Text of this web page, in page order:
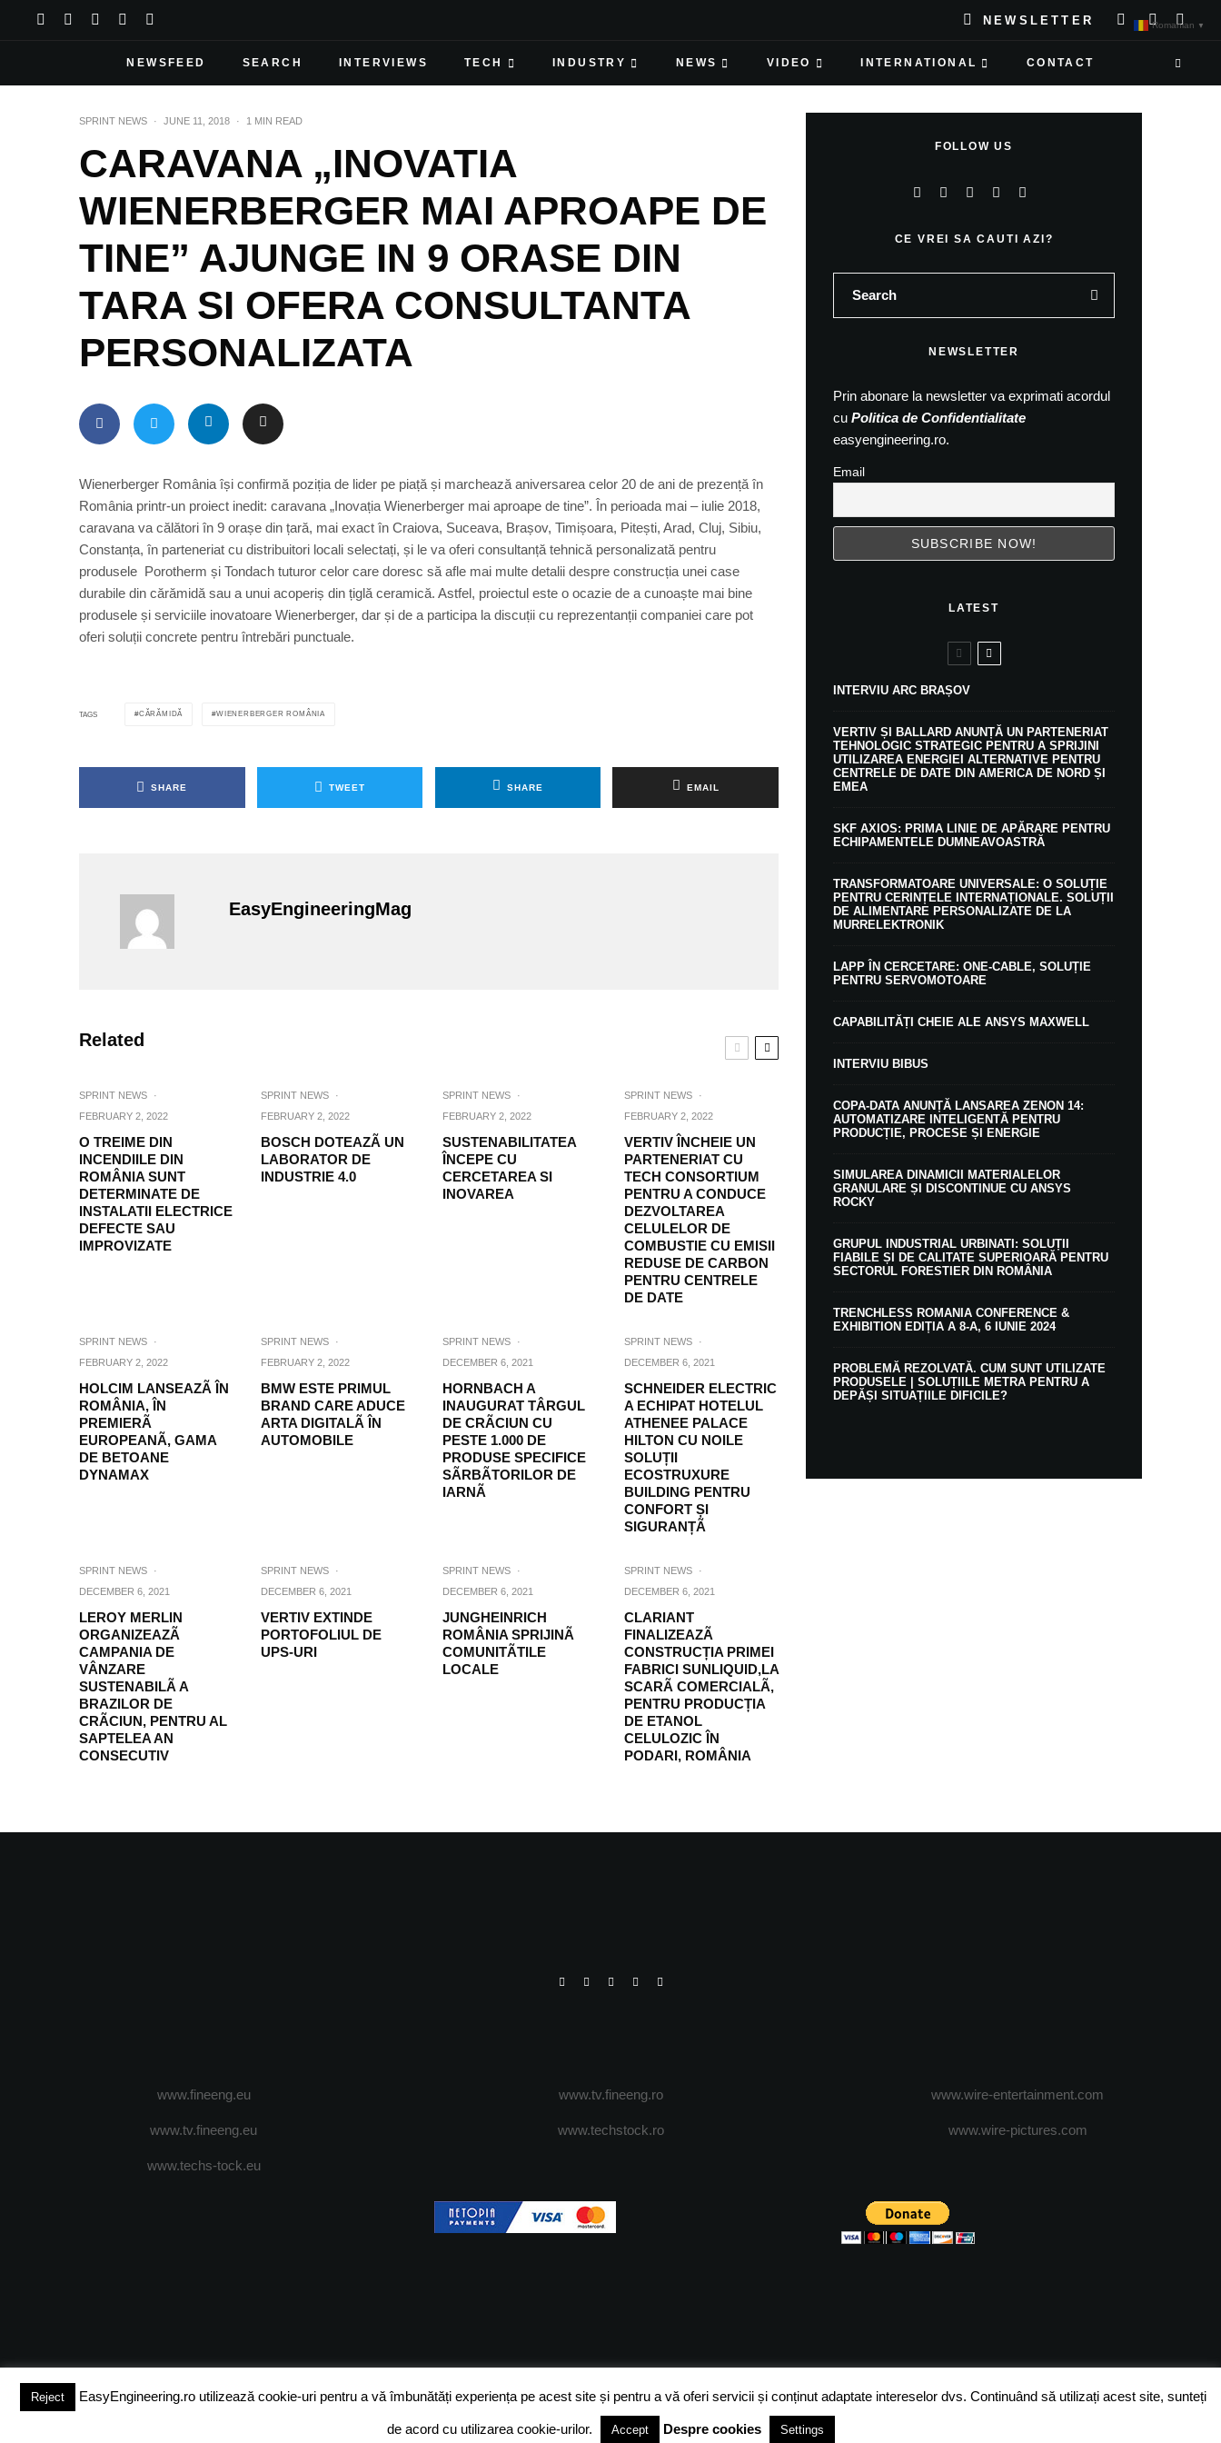
NEWSLETTER
NEWSFEED SEARCH INTERVIEWS TECH INDUSTRY NEWS VIDEO INTERNATIONAL CONTACT
SPRINT NEWS · JUNE 11, 2018 · 1 MIN READ
CARAVANA „INOVATIA
WIENERBERGER MAI APROAPE DE
TINE” AJUNGE IN 9 ORASE DIN
TARA SI OFERA CONSULTANTA
PERSONALIZATA
Wienerberger România își confirmă poziția de lider pe piață și marchează aniversarea celor 20 de ani de prezență în
România printr-un proiect inedit: caravana „Inovația Wienerberger mai aproape de tine”. În perioada mai – iulie 2018,
caravana va călători în 9 orașe din țară, mai exact în Craiova, Suceava, Brașov, Timișoara, Pitești, Arad, Cluj, Sibiu,
Constanța, în parteneriat cu distribuitori locali selectați, și le va oferi consultanță tehnică personalizată pentru
produsele Porotherm și Tondach tuturor celor care doresc să afle mai multe detalii despre construcția unei case
durabile din cărămidă sau a unui acoperiș din țiglă ceramică. Astfel, proiectul este o ocazie de a cunoaște mai bine
produsele și serviciile inovatoare Wienerberger, dar și de a participa la discuții cu reprezentanții companiei care pot
oferi soluții concrete pentru întrebări punctuale.
TAGS CĂRĂMIDĂ WIENERBERGER ROMÂNIA
SHARE TWEET SHARE EMAIL
EasyEngineeringMag
Related
SPRINT NEWS
·
FEBRUARY 2, 2022
O TREIME DIN
INCENDIILE DIN
ROMÂNIA SUNT
DETERMINATE DE
INSTALATII ELECTRICE
DEFECTE SAU
IMPROVIZATE
SPRINT NEWS
·
FEBRUARY 2, 2022
BOSCH DOTEAZÃ UN
LABORATOR DE
INDUSTRIE 4.0
SPRINT NEWS
·
FEBRUARY 2, 2022
SUSTENABILITATEA
ÎNCEPE CU
CERCETAREA SI
INOVAREA
SPRINT NEWS
·
FEBRUARY 2, 2022
VERTIV ÎNCHEIE UN
PARTENERIAT CU
TECH CONSORTIUM
PENTRU A CONDUCE
DEZVOLTAREA
CELULELOR DE
COMBUSTIE CU EMISII
REDUSE DE CARBON
PENTRU CENTRELE
DE DATE
SPRINT NEWS
·
FEBRUARY 2, 2022
HOLCIM LANSEAZÃ ÎN
ROMÂNIA, ÎN
PREMIERÃ
EUROPEANÃ, GAMA
DE BETOANE
DYNAMAX
SPRINT NEWS
·
FEBRUARY 2, 2022
BMW ESTE PRIMUL
BRAND CARE ADUCE
ARTA DIGITALÃ ÎN
AUTOMOBILE
SPRINT NEWS
·
DECEMBER 6, 2021
HORNBACH A
INAUGURAT TÂRGUL
DE CRÃCIUN CU
PESTE 1.000 DE
PRODUSE SPECIFICE
SÃRBÃTORILOR DE
IARNÃ
SPRINT NEWS
·
DECEMBER 6, 2021
SCHNEIDER ELECTRIC
A ECHIPAT HOTELUL
ATHENEE PALACE
HILTON CU NOILE
SOLUȚII
ECOSTRUXURE
BUILDING PENTRU
CONFORT ȘI
SIGURANȚÃ
SPRINT NEWS
·
DECEMBER 6, 2021
LEROY MERLIN
ORGANIZEAZÃ
CAMPANIA DE
VÂNZARE
SUSTENABILÃ A
BRAZILOR DE
CRÃCIUN, PENTRU AL
SAPTELEA AN
CONSECUTIV
SPRINT NEWS
·
DECEMBER 6, 2021
VERTIV EXTINDE
PORTOFOLIUL DE
UPS-URI
SPRINT NEWS
·
DECEMBER 6, 2021
JUNGHEINRICH
ROMÂNIA SPRIJINÃ
COMUNITÃTILE
LOCALE
SPRINT NEWS
·
DECEMBER 6, 2021
CLARIANT
FINALIZEAZÃ
CONSTRUCȚIA PRIMEI
FABRICI SUNLIQUID,LA
SCARÃ COMERCIALÃ,
PENTRU PRODUCȚIA
DE ETANOL
CELULOZIC ÎN
PODARI, ROMÂNIA
FOLLOW US
CE VREI SA CAUTI AZI?
NEWSLETTER
Prin abonare la newsletter va exprimati acordul
cu Politica de Confidentialitate
easyengineering.ro.
Email
LATEST
INTERVIU ARC BRAȘOV
VERTIV ȘI BALLARD ANUNȚĂ UN PARTENERIAT
TEHNOLOGIC STRATEGIC PENTRU A SPRIJINI
UTILIZAREA ENERGIEI ALTERNATIVE PENTRU
CENTRELE DE DATE DIN AMERICA DE NORD ȘI
EMEA
SKF AXIOS: PRIMA LINIE DE APĂRARE PENTRU
ECHIPAMENTELE DUMNEAVOASTRĂ
TRANSFORMATOARE UNIVERSALE: O SOLUȚIE
PENTRU CERINȚELE INTERNAȚIONALE. SOLUȚII
DE ALIMENTARE PERSONALIZATE DE LA
MURRELEKTRONIK
LAPP ÎN CERCETARE: ONE-CABLE, SOLUȚIE
PENTRU SERVOMOTOARE
CAPABILITĂȚI CHEIE ALE ANSYS MAXWELL
INTERVIU BIBUS
COPA-DATA ANUNȚĂ LANSAREA ZENON 14:
AUTOMATIZARE INTELIGENTĂ PENTRU
PRODUCȚIE, PROCESE ȘI ENERGIE
SIMULAREA DINAMICII MATERIALELOR
GRANULARE ȘI DISCONTINUE CU ANSYS
ROCKY
GRUPUL INDUSTRIAL URBINATI: SOLUȚII
FIABILE ȘI DE CALITATE SUPERIOARĂ PENTRU
SECTORUL FORESTIER DIN ROMÂNIA
TRENCHLESS ROMANIA CONFERENCE &
EXHIBITION EDIȚIA A 8-A, 6 IUNIE 2024
PROBLEMĂ REZOLVATĂ. CUM SUNT UTILIZATE
PRODUSELE | SOLUȚIILE METRA PENTRU A
DEPĂȘI SITUAȚIILE DIFICILE?
www.fineeng.eu
www.tv.fineeng.eu
www.techs-tock.eu
www.tv.fineeng.ro
www.techstock.ro
www.wire-entertainment.com
www.wire-pictures.com
Reject EasyEngineering.ro utilizează cookie-uri pentru a vă îmbunătăți experiența pe acest site și pentru a vă oferi servicii și conținut adaptate intereselor dvs. Continuând să utilizați acest site, sunteți
de acord cu utilizarea cookie-urilor. Accept Despre cookies Settings
Romanian ▼